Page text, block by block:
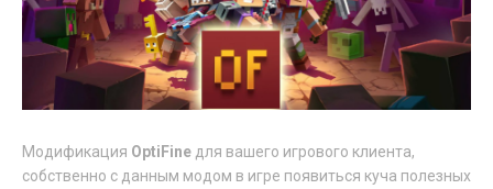
Модификация OptiFine для вашего игрового клиента,
собственно с данным модом в игре появиться куча полезных